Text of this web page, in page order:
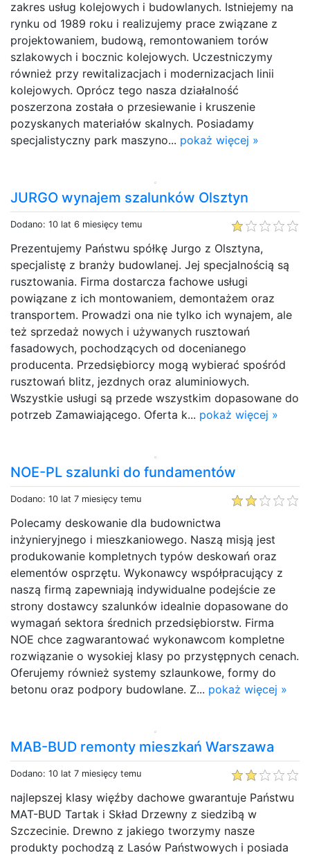
zakres usług kolejowych i budowlanych. Istniejemy na
rynku od 1989 roku i realizujemy prace związane z
projektowaniem, budową, remontowaniem torów
szlakowych i bocznic kolejowych. Uczestniczymy
również przy rewitalizacjach i modernizacjach linii
kolejowych. Oprócz tego nasza działalność
poszerzona została o przesiewanie i kruszenie
pozyskanych materiałów skalnych. Posiadamy
specjalistyczny park maszyno... pokaż więcej »
JURGO wynajem szalunków Olsztyn
Dodano: 10 lat 6 miesięcy temu
Prezentujemy Państwu spółkę Jurgo z Olsztyna,
specjalistę z branży budowlanej. Jej specjalnością są
rusztowania. Firma dostarcza fachowe usługi
powiązane z ich montowaniem, demontażem oraz
transportem. Prowadzi ona nie tylko ich wynajem, ale
też sprzedaż nowych i używanych rusztowań
fasadowych, pochodzących od docenianego
producenta. Przedsiębiorcy mogą wybierać spośród
rusztowań blitz, jezdnych oraz aluminiowych.
Wszystkie usługi są przede wszystkim dopasowane do
potrzeb Zamawiającego. Oferta k... pokaż więcej »
NOE-PL szalunki do fundamentów
Dodano: 10 lat 7 miesięcy temu
Polecamy deskowanie dla budownictwa
inżynieryjnego i mieszkaniowego. Naszą misją jest
produkowanie kompletnych typów deskowań oraz
elementów osprzętu. Wykonawcy współpracujący z
naszą firmą zapewniają indywidualne podejście ze
strony dostawcy szalunków idealnie dopasowane do
wymagań sektora średnich przedsiębiorstw. Firma
NOE chce zagwarantować wykonawcom kompletne
rozwiązanie o wysokiej klasy po przystępnych cenach.
Oferujemy również systemy szlaunkowe, formy do
betonu oraz podpory budowlane. Z... pokaż więcej »
MAB-BUD remonty mieszkań Warszawa
Dodano: 10 lat 7 miesięcy temu
najlepszej klasy więźby dachowe gwarantuje Państwu
MAT-BUD Tartak i Skład Drzewny z siedzibą w
Szczecinie. Drewno z jakiego tworzymy nasze
produkty pochodzą z Lasów Państwowych i posiada